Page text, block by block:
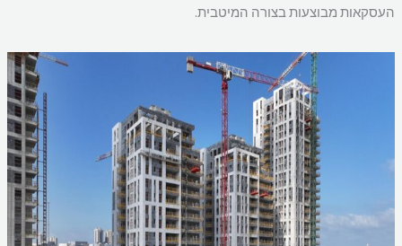
מבוצעות בצורה המיטבית.